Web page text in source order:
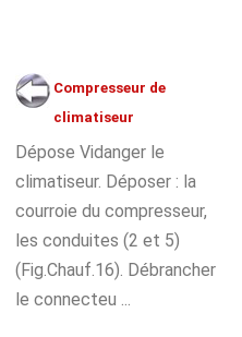
Compresseur de
climatiseur
Dépose Vidanger le
climatiseur. Déposer : la
courroie du compresseur,
les conduites (2 et 5)
(Fig.Chauf.16). Débrancher
le connecteu ...